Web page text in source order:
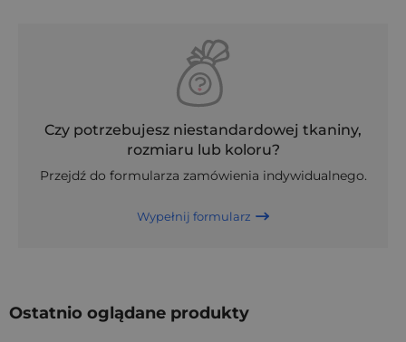
Czy potrzebujesz niestandardowej tkaniny,
rozmiaru lub koloru?
Przejdź do formularza zamówienia indywidualnego.
Wypełnij formularz
Ostatnio oglądane produkty